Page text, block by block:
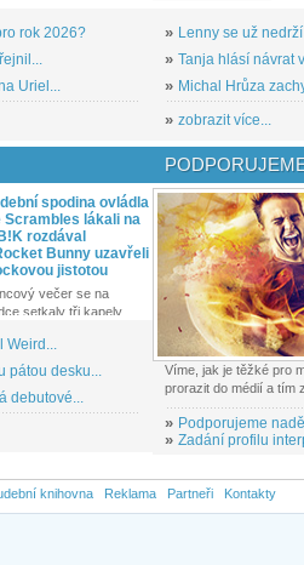
rok 2026?
Uriel...
» Lenny se už
» Tanja hlásí návrat
» Michal Hrůza
» zobrazit více...
spodina ovládla
Scrambles lákali na
rozdával
Bunny uzavřeli
jistotou
večer se na
setkaly tři kapely...
Weird...
pátou desku...
debutové...
Víme, jak je těžké pro
prorazit do médií a tím
» Podporujeme
» Zadání profilu
knihovna Reklama Partneři Kontakty